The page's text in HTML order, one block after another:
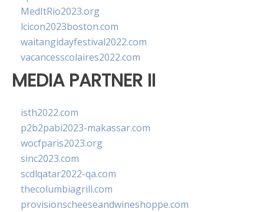
MedItRio2023.org
lcicon2023boston.com
waitangidayfestival2022.com
vacancesscolaires2022.com
MEDIA PARTNER II
isth2022.com
p2b2pabi2023-makassar.com
wocfparis2023.org
sinc2023.com
scdlqatar2022-qa.com
thecolumbiagrill.com
provisionscheeseandwineshoppe.com